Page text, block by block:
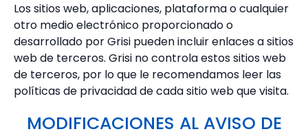
Los sitios web, aplicaciones, plataforma o cualquier
otro medio electrónico proporcionado o
desarrollado por Grisi pueden incluir enlaces a sitios
web de terceros. Grisi no controla estos sitios web
de terceros, por lo que le recomendamos leer las
políticas de privacidad de cada sitio web que visita.
MODIFICACIONES AL AVISO DE